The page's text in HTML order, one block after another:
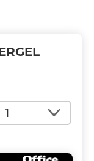
Cantidad